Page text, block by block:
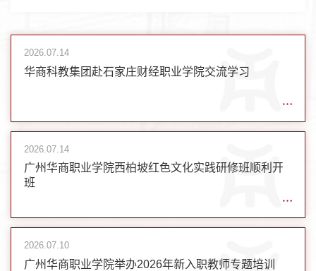
2026.07.14
华商科教集团赴石家庄财经职业学院交流学习
2026.07.14
广州华商职业学院西柏坡红色文化实践研修班顺利开
班
2026.07.10
广州华商职业学院举办2026年新入职教师专题培训